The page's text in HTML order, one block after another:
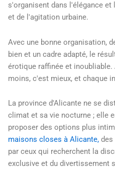
s'organisent dans l'élégance
et de l'agitation urbaine.
Avec une bonne organisation,
bien et un cadre adapté, le
érotique raffinée et inoubliable.
moins, c'est mieux, et chaque
La province d'Alicante ne se
climat et sa vie nocturne ; elle
proposer des options plus
maisons closes à Alicante, des
par ceux qui recherchent la
exclusive et du divertissement